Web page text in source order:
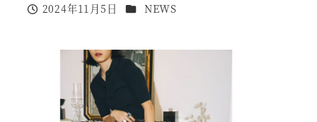
投稿日
2024年11月5日 カテゴリー
NEWS